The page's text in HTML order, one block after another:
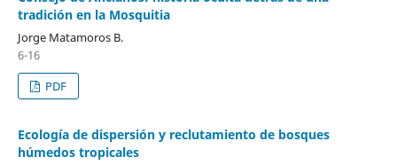
tradición en la Mosquitia
Jorge Matamoros B.
6-16
PDF
Ecología de dispersión y reclutamiento de bosques
húmedos tropicales